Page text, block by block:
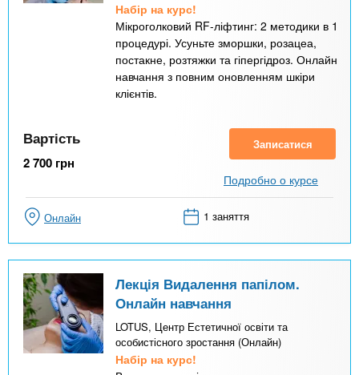
Набір на курс!
Мікроголковий RF-ліфтинг: 2 методики в 1
процедурі. Усуньте зморшки, розацеа,
постакне, розтяжки та гіпергідроз. Онлайн
навчання з повним оновленням шкіри
клієнтів.
Вартість
2 700 грн
Записатися
Подробно о курсе
Онлайн 1 заняття
Лекція Видалення папілом.
Онлайн навчання
LOTUS, Центр Естетичної освіти та
особистісного зростання (Онлайн)
Набір на курс!